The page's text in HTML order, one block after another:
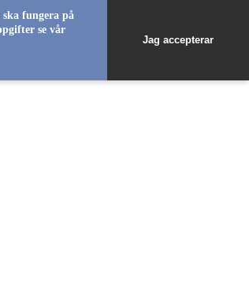
fungera på
se vår
Jag accepterar